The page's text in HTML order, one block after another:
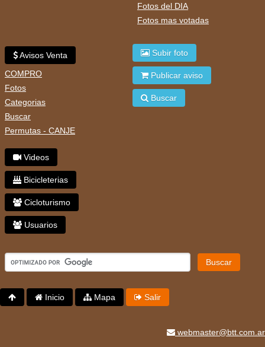
Fotos del DIA
Fotos mas votadas
Avisos Venta
COMPRO
Fotos
Categorias
Buscar
Permutas - CANJE
Videos
Bicicleterias
Cicloturismo
Usuarios
Subir foto
Publicar aviso
Buscar
Buscar
Inicio Mapa Salir
webmaster@btt.com.ar